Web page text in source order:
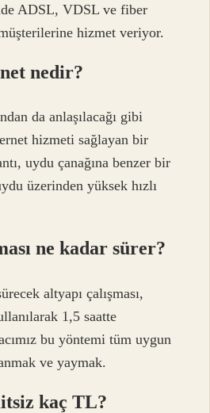
ADSL, VDSL ve fiber
hizmet veriyor.
nedir?
da anlaşılacağı gibi
hizmeti sağlayan bir
uydu çanağına benzer bir
üzerinden yüksek hızlı
ne kadar sürer?
altyapı çalışması,
1,5 saatte
bu yöntemi tüm uygun
ve yaymak.
kaç TL?